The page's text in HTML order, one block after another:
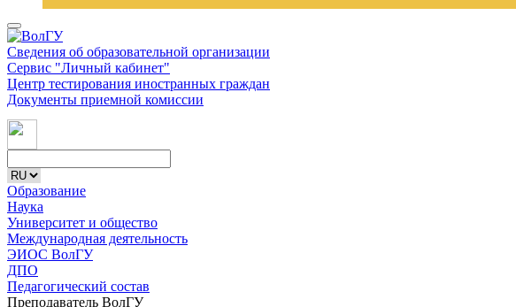
Сведения об образовательной организации
Сервис "Личный кабинет"
Центр тестирования иностранных граждан
Документы приемной комиссии
Образование
Наука
Университет и общество
Международная деятельность
ЭИОС ВолГУ
ДПО
Педагогический состав
Преподаватель ВолГУ